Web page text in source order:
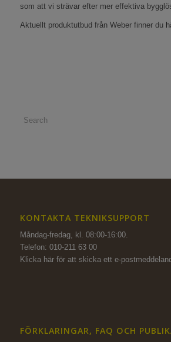
som att vi strävar efter mer effektiva
Aktuellt produktutbud från Weber finner du
KONTAKTA TEKNIKSUPPORT
Måndag-fredag, kl. 08:00-16:00.
Telefon: 010-211 63 00
Klicka här för att skicka ett e-
FÖRKLARINGAR, FAQ OCH